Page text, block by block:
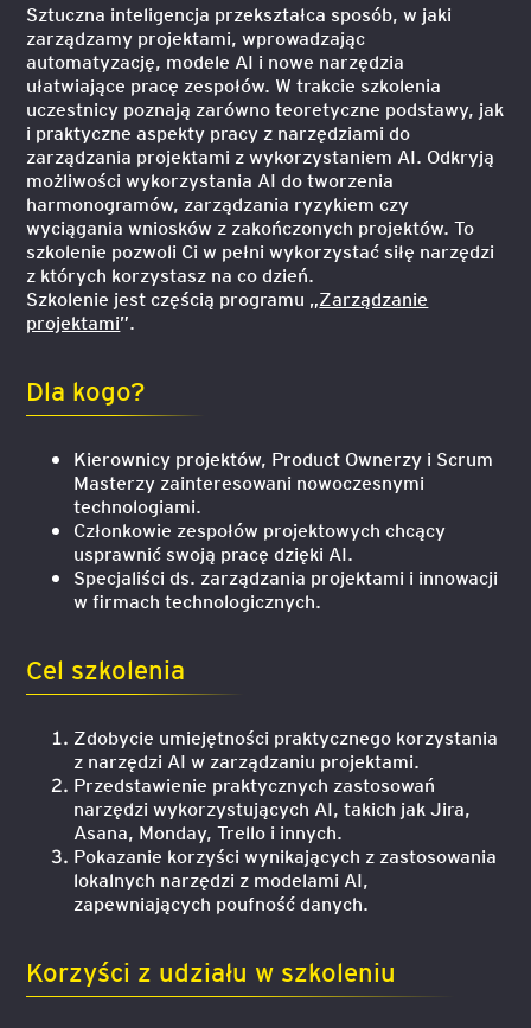
Sztuczna inteligencja przekształca sposób, w jaki
zarządzamy projektami, wprowadzając
automatyzację, modele AI i nowe narzędzia
ułatwiające pracę zespołów. W trakcie szkolenia
uczestnicy poznają zarówno teoretyczne podstawy, jak
i praktyczne aspekty pracy z narzędziami do
zarządzania projektami z wykorzystaniem AI. Odkryją
możliwości wykorzystania AI do tworzenia
harmonogramów, zarządzania ryzykiem czy
wyciągania wniosków z zakończonych projektów. To
szkolenie pozwoli Ci w pełni wykorzystać siłę narzędzi
z których korzystasz na co dzień.
Szkolenie jest częścią programu „Zarządzanie
projektami”.
Dla kogo?
Kierownicy projektów, Product Ownerzy i Scrum
Masterzy zainteresowani nowoczesnymi
technologiami.
Członkowie zespołów projektowych chcący
usprawnić swoją pracę dzięki AI.
Specjaliści ds. zarządzania projektami i innowacji
w firmach technologicznych.
Cel szkolenia
Zdobycie umiejętności praktycznego korzystania
z narzędzi AI w zarządzaniu projektami.
Przedstawienie praktycznych zastosowań
narzędzi wykorzystujących AI, takich jak Jira,
Asana, Monday, Trello i innych.
Pokazanie korzyści wynikających z zastosowania
lokalnych narzędzi z modelami AI,
zapewniających poufność danych.
Korzyści z udziału w szkoleniu